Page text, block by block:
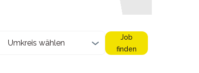
Umkreis wählen
Job
finden